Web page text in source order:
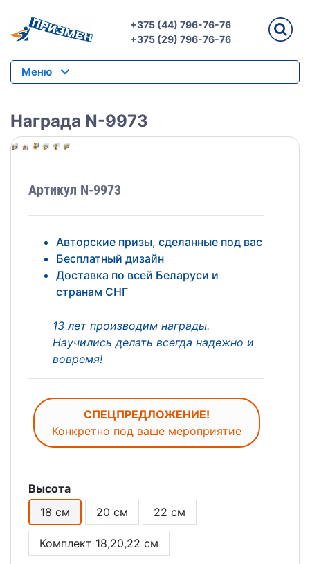
+375 (44) 796-76-76
+375 (29) 796-76-76
Меню
Награда N-9973
Артикул N-9973
Авторские призы, сделанные под вас
Бесплатный дизайн
Доставка по всей Беларуси и
странам СНГ
13 лет производим награды.
Научились делать всегда надежно и
вовремя!
СПЕЦПРЕДЛОЖЕНИЕ!
Конкретно под ваше мероприятие
Высота
18 см
20 см 22 см
Комплект 18,20,22 см